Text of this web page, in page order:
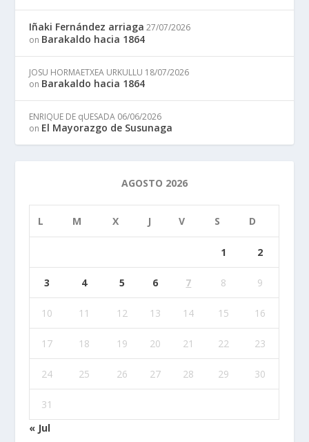
Iñaki Fernández arriaga 27/07/2026
on Barakaldo hacia 1864
JOSU HORMAETXEA URKULLU 18/07/2026
on Barakaldo hacia 1864
ENRIQUE DE qUESADA 06/06/2026
on El Mayorazgo de Susunaga
AGOSTO 2026
L M X J V S D
1 2
3 4 5 6 7 8 9
10 11 12 13 14 15 16
17 18 19 20 21 22 23
24 25 26 27 28 29 30
31
« Jul